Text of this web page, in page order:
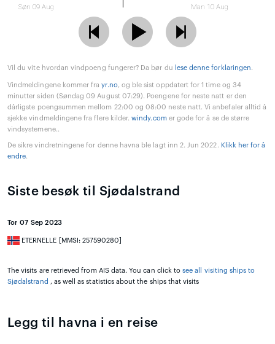
Søn 09 Aug
Man 10 Aug
Vil du vite hvordan vindpoeng fungerer? Da bør du lese denne forklaringen.
Vindmeldingene kommer frayr.no, og ble sist oppdatert for 1 time og 34
minutter siden (Søndag 09 August 07:29). Poengene for neste natt er den
dårligste poengsummen mellom 22:00 og 08:00 neste natt. Vi anbefaler alltid å
sjekke vindmeldingene fra flere kilder.windy.comer gode for å se de større
vindsystemene..
De sikre vindretningene for denne havna ble lagt inn 2. Jun 2022. Klikk her for å
endre.
Siste besøk til Sjødalstrand
Tor 07 Sep 2023
ETERNELLE [MMSI: 257590280]
The visits are retrieved from AIS data. You can click tosee all visiting ships to
Sjødalstrand , as well as statistics about the ships that visits
Legg til havna i en reise